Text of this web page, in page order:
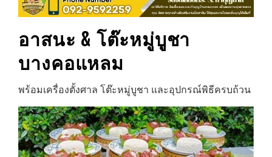
อาสนะ & โต๊ะหมู่บูชา
บางคอแหลม
พร้อมเครื่องตั้งศาล โต๊ะหมู่บูชา และอุปกรณ์พิธีครบถ้วน